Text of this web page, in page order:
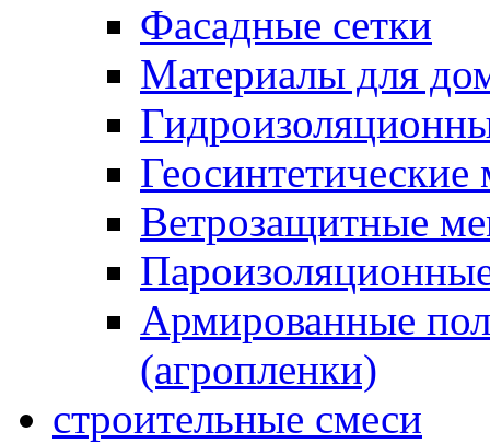
Фасадные сетки
Материалы для
Геосинтетические
Ветрозащитные
Армированные
(агропленки)
строительные смеси